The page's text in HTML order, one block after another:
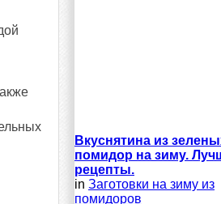
Вкуснятина из
помидор на зиму.
рецепты.
in Заготовки на зиму из
помидоров